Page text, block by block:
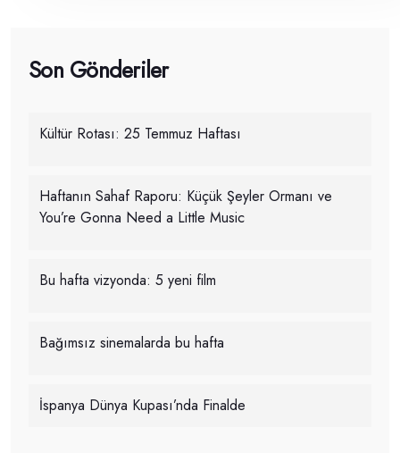
Son Gönderiler
Kültür Rotası: 25 Temmuz Haftası
Haftanın Sahaf Raporu: Küçük Şeyler Ormanı ve
You’re Gonna Need a Little Music
Bu hafta vizyonda: 5 yeni film
Bağımsız sinemalarda bu hafta
İspanya Dünya Kupası’nda Finalde